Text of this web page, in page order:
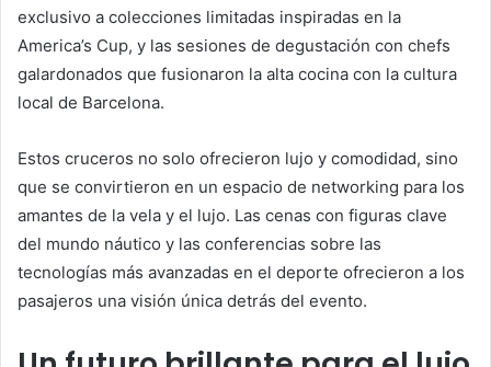
exclusivo a colecciones limitadas inspiradas en la
America’s Cup, y las sesiones de degustación con chefs
galardonados que fusionaron la alta cocina con la cultura
local de Barcelona.
Estos cruceros no solo ofrecieron lujo y comodidad, sino
que se convirtieron en un espacio de networking para los
amantes de la vela y el lujo. Las cenas con figuras clave
del mundo náutico y las conferencias sobre las
tecnologías más avanzadas en el deporte ofrecieron a los
pasajeros una visión única detrás del evento.